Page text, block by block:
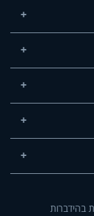
בהידברות